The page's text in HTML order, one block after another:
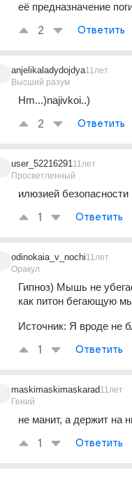
её предназначение
2 Ответить
anjelikaladydojdya
Высший разум
11лет
Hm...)najivkoi..)
2 Ответить
user_52216291
Просветленный
11лет
илюзией
1 Ответить
odinokaia_v_nochi
Оракул
11лет
Гипноз) Мышь не
как питон бегающую
Источник: Я вроде не
1 Ответить
maskimaskimaskarad
Гений
11лет
не манит, а держит на
1 Ответить